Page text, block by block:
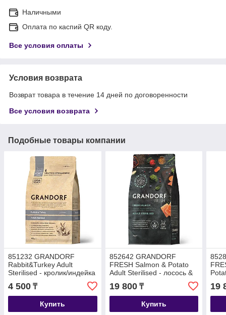
Наличными
Оплата по каспий QR коду.
Все условия оплаты
Условия возврата
Возврат товара в течение 14 дней по договоренности
Все условия возврата
Подобные товары компании
851232 GRANDORF
Rabbit&Turkey Adult
Sterilised - кролик/индейка
для взрослых
стерилизованных кошек,
уп.400гр.
4 500 ₸
Купить
852642 GRANDORF
FRESH Salmon & Potato
Adult Sterilised - лосось &
батат для
стерилизованных кошек
уп. 2 кг
19 800₸
Купить
3 кг
19